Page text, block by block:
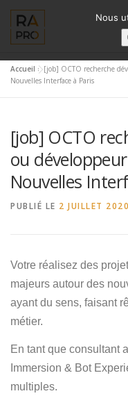
contenu
LA RÉALITÉ
SERVICES RA’PRO
CONTACTS
Accueil »[job] OCTO recherche
Nouvelles Interface à Paris
[job] OCTO
ou
Nouvelles
PUBLIÉ LE 2 JUILLET 2020
Votre réalisez des
majeurs autour des
ayant du sens, faisant
métier.
En tant que consultant
Immersion & Bot
multiples.
Nous